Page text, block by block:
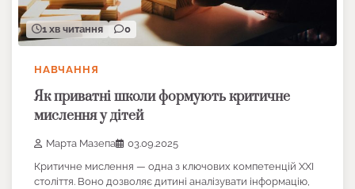
1 хв читання 0
НАВЧАННЯ
Як приватні школи формують критичне
мислення у дітей
Марта Мазепа
03.09.2025
Критичне мислення — одна з ключових компетенцій XXI
століття. Воно дозволяє дитині аналізувати інформацію,